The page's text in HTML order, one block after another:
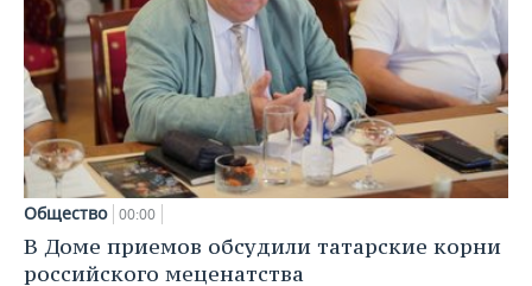
Общество 00:00
В Доме приемов обсудили татарские корни
российского меценатства